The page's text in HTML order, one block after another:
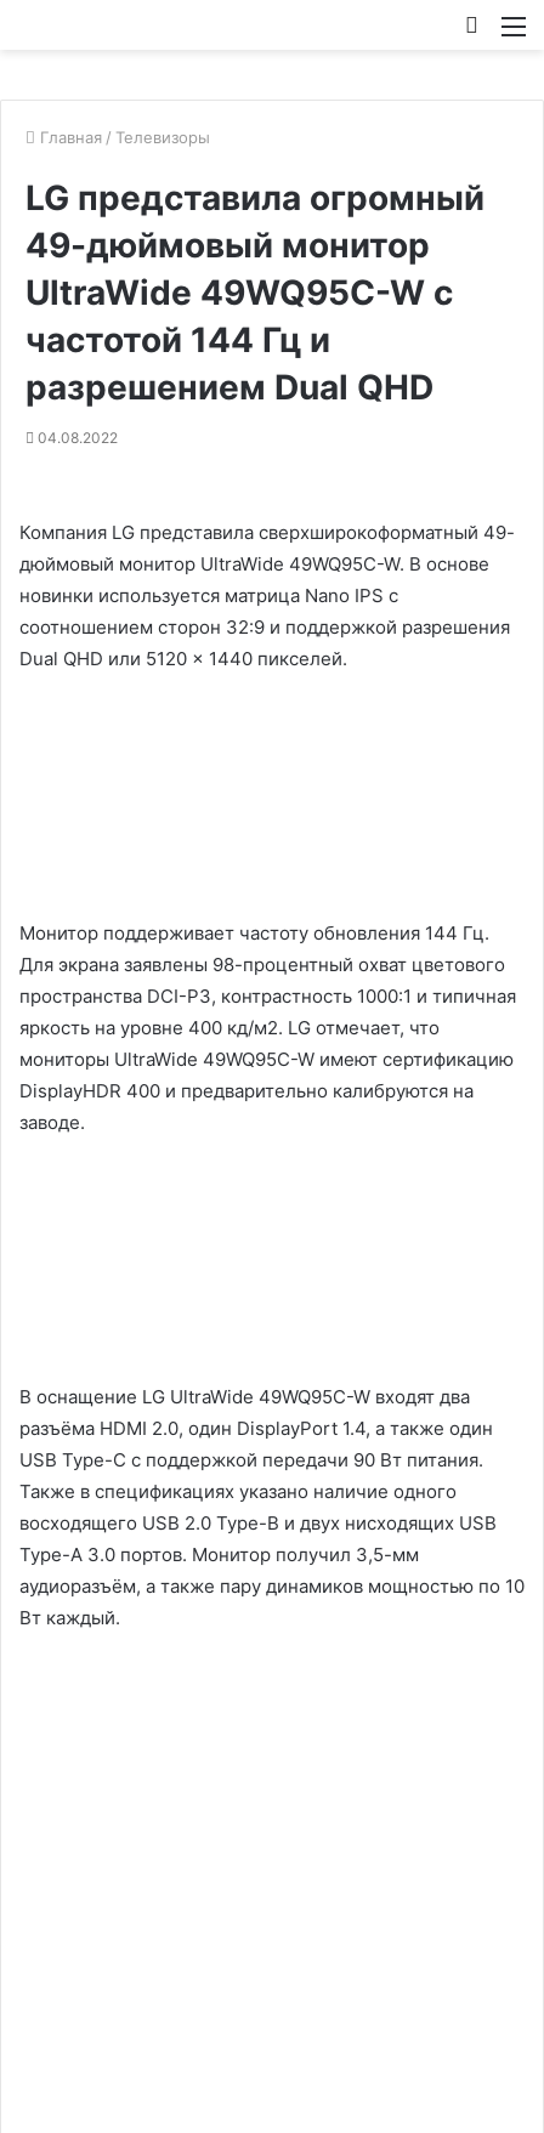
Главная / Телевизоры
LG представила огромный
49-дюймовый монитор
UltraWide 49WQ95C-W с
частотой 144 Гц и
разрешением Dual QHD
04.08.2022
Компания LG представила сверхширокоформатный 49-
дюймовый монитор UltraWide 49WQ95C-W. В основе
новинки используется матрица Nano IPS с
соотношением сторон 32:9 и поддержкой разрешения
Dual QHD или 5120 × 1440 пикселей.
Монитор поддерживает частоту обновления 144 Гц.
Для экрана заявлены 98-процентный охват цветового
пространства DCI-P3, контрастность 1000:1 и типичная
яркость на уровне 400 кд/м2. LG отмечает, что
мониторы UltraWide 49WQ95C-W имеют сертификацию
DisplayHDR 400 и предварительно калибруются на
заводе.
В оснащение LG UltraWide 49WQ95C-W входят два
разъёма HDMI 2.0, один DisplayPort 1.4, а также один
USB Type-C с поддержкой передачи 90 Вт питания.
Также в спецификациях указано наличие одного
восходящего USB 2.0 Type-B и двух нисходящих USB
Type-A 3.0 портов. Монитор получил 3,5-мм
аудиоразъём, а также пару динамиков мощностью по 10
Вт каждый.